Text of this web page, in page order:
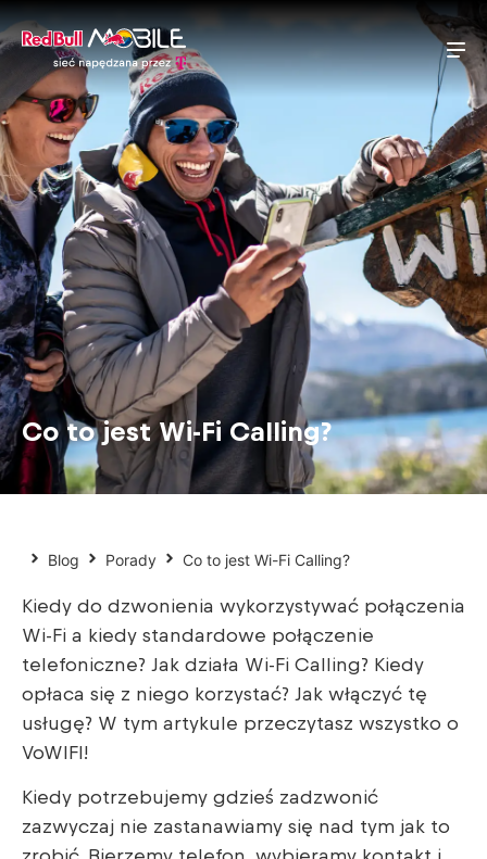
Co to jest Wi-Fi Calling?
Blog Porady Co to jest Wi-Fi Calling?
Kiedy do dzwonienia wykorzystywać połączenia
Wi-Fi a kiedy standardowe połączenie
telefoniczne? Jak działa Wi-Fi Calling? Kiedy
opłaca się z niego korzystać? Jak włączyć tę
usługę? W tym artykule przeczytasz wszystko o
VoWIFI!
Kiedy potrzebujemy gdzieś zadzwonić
zazwyczaj nie zastanawiamy się nad tym jak to